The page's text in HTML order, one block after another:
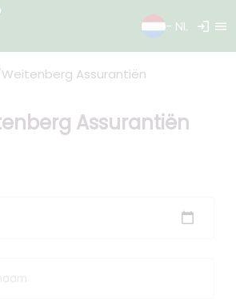
- NL login menu
Weitenberg Assurantiën
Assurantiën